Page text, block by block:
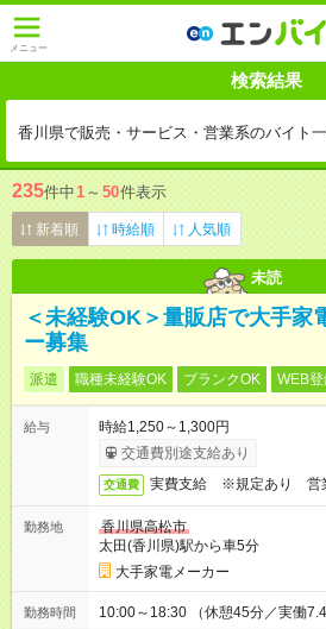
メニュー
検索結果
香川県で販売・サービス・営業系のバイト
235件中1 ～ 50件表示
新着順 時給順 人気順
未読
＜未経験OK＞量販店で大手家
ー募集
派遣 職種未経験OK ブランクOK WEB
給与
時給1,250～1,300円
交通費別途支給あり
交通費 実費支給 ※規定あり 営業
勤務地
香川県高松市
太田(香川県)駅から車5分
大手家電メーカー
勤務時間 10:00～18:30 （休憩45分／実働